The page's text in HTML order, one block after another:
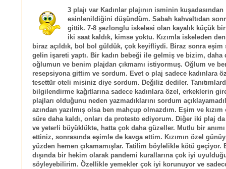
3 plajı var Kadınlar plajının isminin kuşadasından
esinlenildiğini düşündüm. Sabah kahvaltıdan
gittik. 7-8 şezlonglu iskelesi olan kayalık küçük
iki saat kaldık, kimse yoktu. Kızımla iskeleden
biraz açıldık, bol bol güldük, çok keyifliydi. Biraz sonra eşim
gelin işareti yaptı. Bir kadın bebeği ile gelmiş ve bizim, daha
oğlumun ve benim plajdan çıkmamı istiyormuş. Oğlum ve
resepsiyona gittim ve sordum. Evet o plaj sadece kadınlara
tesettür oteli misiniz diye sordum. Değiliz dediler.
bilgilendirme kağıtlarına sadece kadınlara özel, erkeklerin
plajları olduğunu neden yazmadıklarını sordum
azından yazılmış olsa ben mahçup olmazdım. Eşim ve
süre daha kaldı, onları da protesto ediyorum. Diğer iki plaj
ve yeterli büyüklükte, hatta çok daha güzeller. Mutlu bir
ettiniz, sonrasında eşimle de kavga ettim. Kızımın özel
yüzden hemen çıkamamışlar. Tatilim böylelikle kötü geçiyor.
dışında bir hekim olarak pandemi kurallarına çok iyi
söyleyebilirim. Özellikle yemekler çok iyi korunuyor ve